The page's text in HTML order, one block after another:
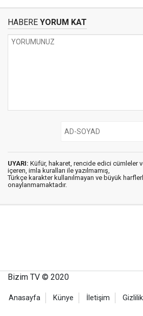
HABERE YORUM KAT
UYARI: Küfür, hakaret, rencide edici cümleler
içeren, imla kuralları ile yazılmamış,
Türkçe karakter kullanılmayan ve büyük
onaylanmamaktadır.
Bizim TV © 2020
Anasayfa Künye İletişim